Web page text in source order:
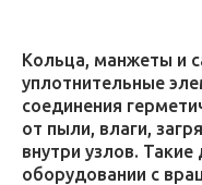
Кольца, манжеты и
уплотнительные
соединения
от пыли, влаги,
внутри узлов.
оборудовании с